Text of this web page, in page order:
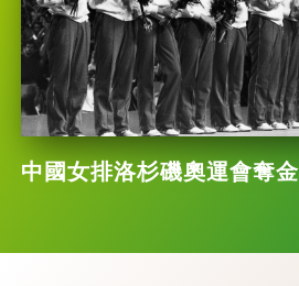
中國女排洛杉磯奧運會奪金